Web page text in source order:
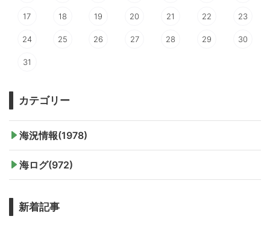
17 18 19 20 21 22 23
24 25 26 27 28 29 30
31
カテゴリー
海況情報(1978)
海ログ(972)
新着記事